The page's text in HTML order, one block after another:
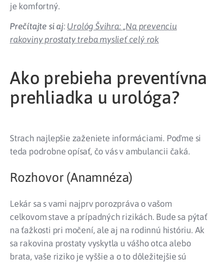
je komfortný.
Prečítajte si aj: Urológ Švihra: „Na prevenciu
rakoviny prostaty treba myslieť celý rok
Ako prebieha preventívna
prehliadka u urológa?
Strach najlepšie zaženiete informáciami. Poďme si
teda podrobne opísať, čo vás v ambulancii čaká.
Rozhovor (Anamnéza)
Lekár sa s vami najprv porozpráva o vašom
celkovom stave a prípadných rizikách. Bude sa pýtať
na ťažkosti pri močení, ale aj na rodinnú históriu. Ak
sa rakovina prostaty vyskytla u vášho otca alebo
brata, vaše riziko je vyššie a o to dôležitejšie sú